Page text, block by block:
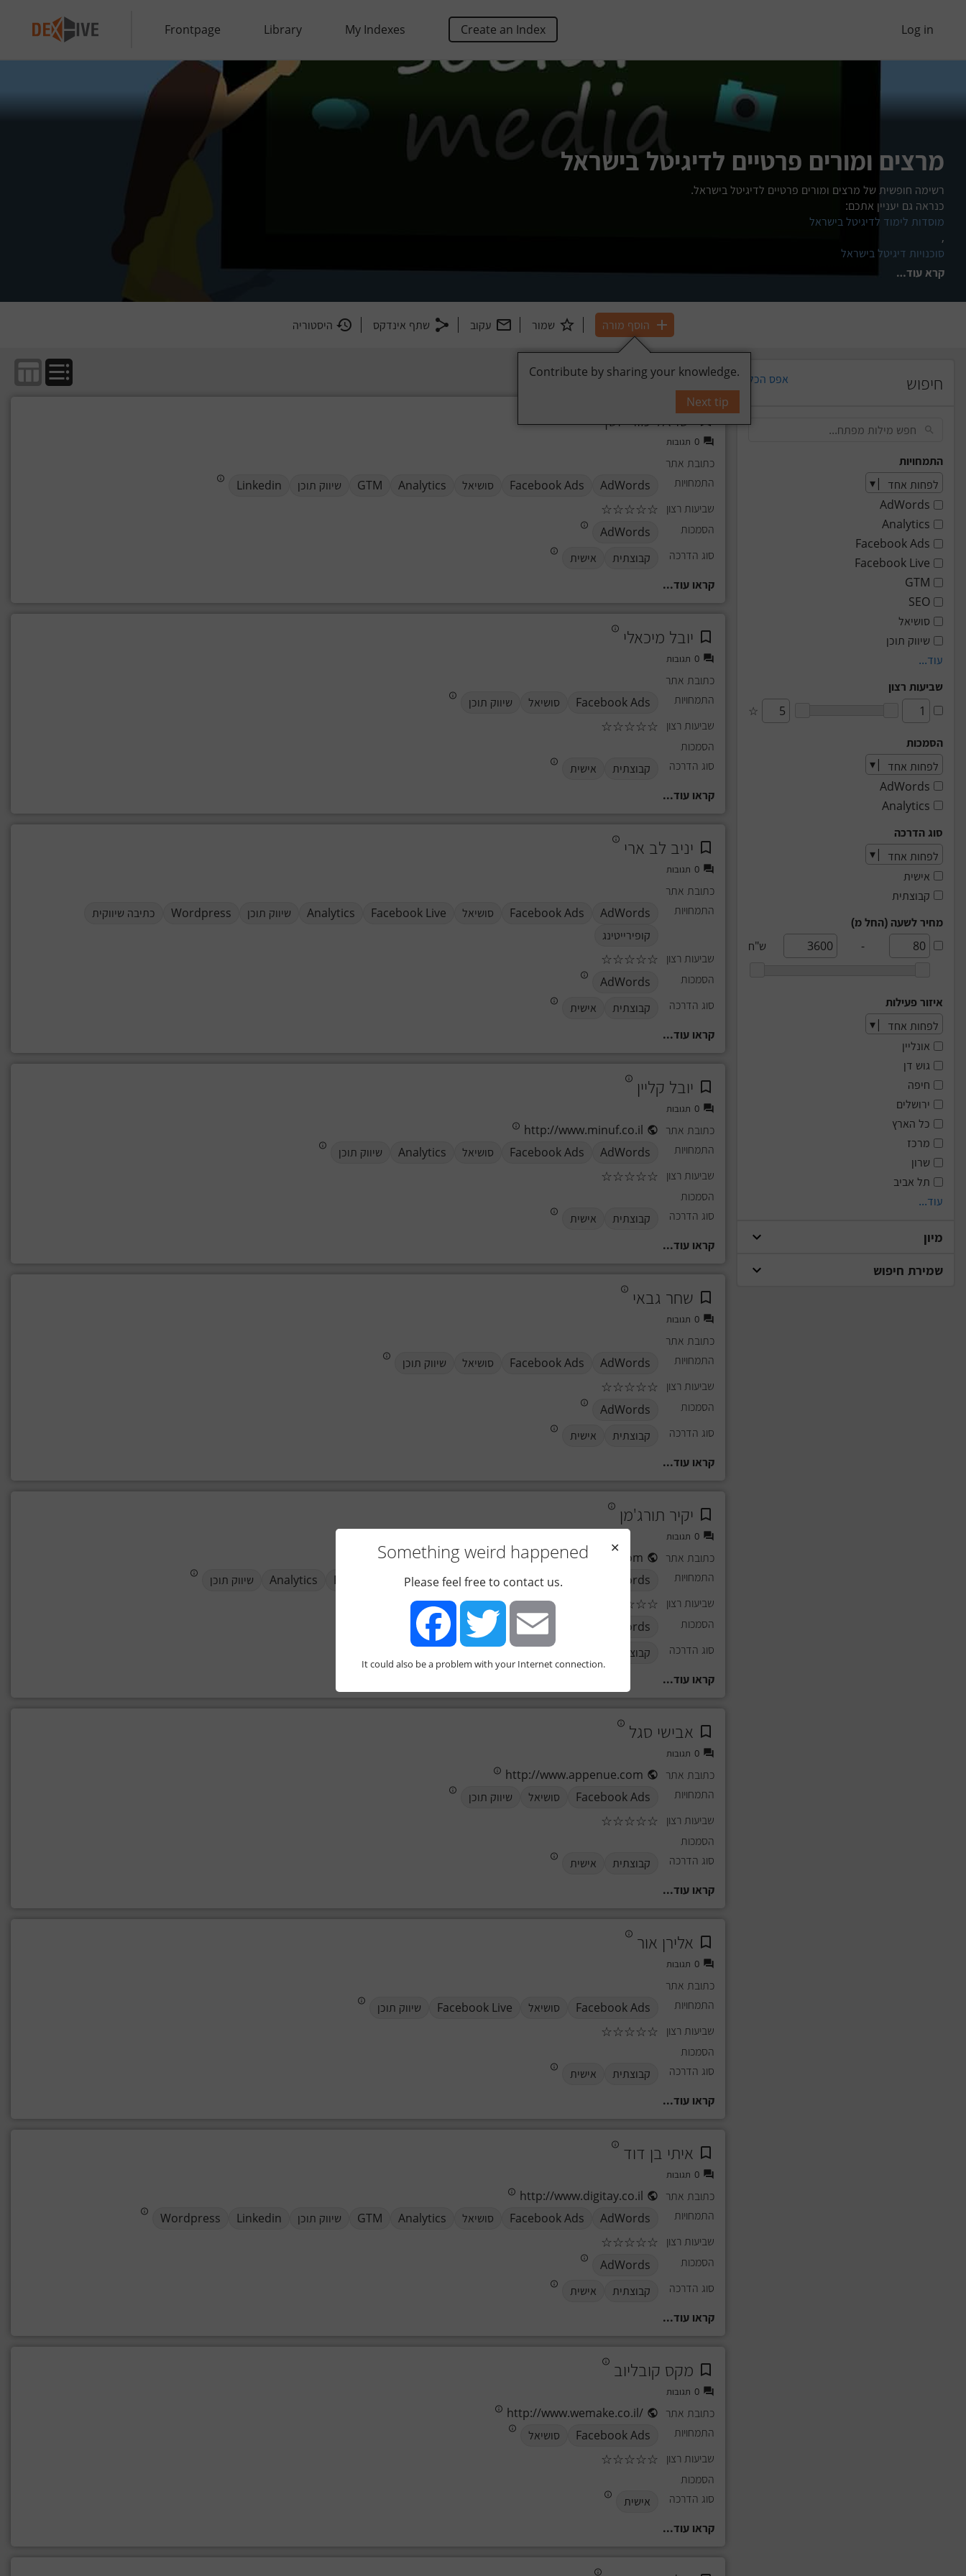
Frontpage Library My Indexes Create an Index Log in
מרצים ומורים פרטיים לדיגיטל בישראל
כנראה גם יעניין אתכם:
מוסדות לימוד לדיגיטל בישראל
,
סוכנויות דיגיטל בישראל
קרא עוד…
הוסף מורה שמור עקוב שתף אינדקס היסטוריה
חיפוש אפס הכל
התמחויות
AdWords
Analytics
Facebook Ads
Facebook Live
GTM
SEO
סושיאל
שיווק תוכן
עוד...
שביעות רצון
☆
הסמכות
AdWords
Analytics
סוג הדרכה
אישית
קבוצתית
מחיר לשעה (החל מ)
-
ש"ח
איזור פעילות
אונליין
גוש דן
חיפה
ירושלים
כל הארץ
מרכז
שרון
תל אביב
עוד...
מיון
שמירת חיפוש
51 רשומות •
2 משתתפים
ישראל מור יוסף
0 תגובות
כתובת אתר
התמחויות
AdWords
Facebook Ads סושיאל Analytics
GTM שיווק תוכן
Linkedin
שביעות רצון ☆
☆
☆
☆
☆
הסמכות
AdWords
סוג הדרכה
קבוצתית
אישית
קראו עוד...
יובל מיכאלי
0 תגובות
כתובת אתר
התמחויות
Facebook Ads סושיאל
שיווק תוכן
שביעות רצון ☆
☆
☆
☆
☆
הסמכות
סוג הדרכה
קבוצתית
אישית
קראו עוד...
יניב לב ארי
0 תגובות
כתובת אתר
התמחויות
AdWords
Facebook Ads סושיאל Facebook Live
Analytics שיווק תוכן Wordpress
כתיבה שיווקית
קופירייטינג
שביעות רצון ☆
☆
☆
☆
☆
הסמכות
AdWords
סוג הדרכה
קבוצתית
אישית
קראו עוד...
יובל קליין
0 תגובות
כתובת אתר
http://www.minuf.co.il
התמחויות
AdWords
Facebook Ads סושיאל Analytics
שיווק תוכן
שביעות רצון ☆
☆
☆
☆
☆
הסמכות
סוג הדרכה
קבוצתית
אישית
קראו עוד...
שחר גבאי
0 תגובות
כתובת אתר
התמחויות
AdWords
Facebook Ads סושיאל
שיווק תוכן
שביעות רצון ☆
☆
☆
☆
☆
הסמכות
AdWords
סוג הדרכה
קבוצתית
אישית
קראו עוד...
יקיר תורג'מן
0 תגובות
כתובת אתר
http://WWW.G2startup.com
התמחויות
AdWords
Facebook Ads סושיאל Facebook Live
Analytics
שיווק תוכן
שביעות רצון ☆
☆
☆
הסמכות
AdWords
סוג הדרכה
קבוצתית
קראו עוד...
אבישי סגל
0 תגובות
כתובת אתר
http://www.appenue.com
התמחויות
Facebook Ads סושיאל
שיווק תוכן
שביעות רצון ☆
☆
☆
☆
☆
הסמכות
סוג הדרכה
קבוצתית
אישית
קראו עוד...
אלירן אור
0 תגובות
כתובת אתר
התמחויות
Facebook Ads סושיאל Facebook Live
שיווק תוכן
שביעות רצון ☆
☆
☆
☆
☆
הסמכות
סוג הדרכה
קבוצתית
אישית
קראו עוד...
איתי בן דוד
0 תגובות
כתובת אתר
http://www.digitay.co.il
התמחויות
AdWords
Facebook Ads סושיאל Analytics
GTM שיווק תוכן Linkedin
Wordpress
שביעות רצון ☆
☆
☆
☆
☆
הסמכות
AdWords
סוג הדרכה
קבוצתית
אישית
קראו עוד...
מקס קובליוב
0 תגובות
כתובת אתר
http://www.wemake.co.il/
התמחויות
Facebook Ads
סושיאל
שביעות רצון ☆
☆
☆
☆
☆
הסמכות
סוג הדרכה
אישית
קראו עוד...
Something weird happened ✕
Please feel free to contact us.
FacebookTwitter Email
It could also be a problem with your Internet connection.
Contribute by sharing your knowledge.
Next tip